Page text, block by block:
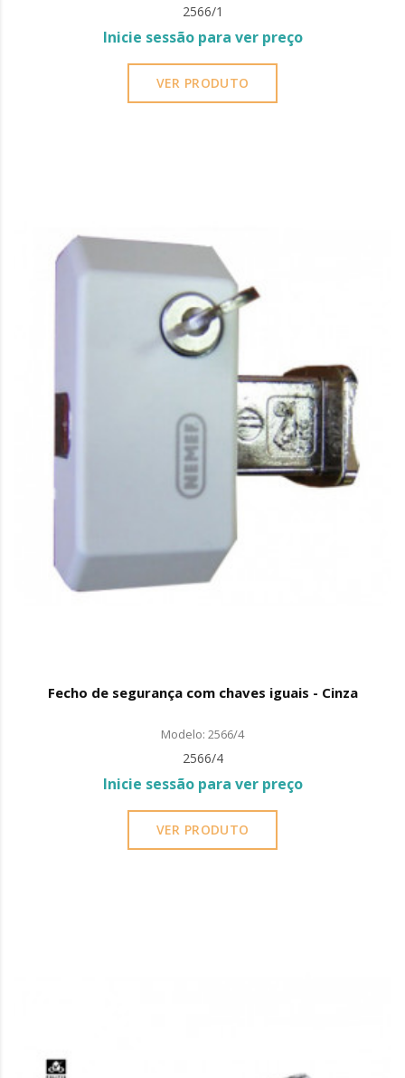
2566/1
Inicie sessão para ver preço
VER PRODUTO
Fecho de segurança com chaves iguais - Cinza
Modelo: 2566/4
2566/4
Inicie sessão para ver preço
VER PRODUTO